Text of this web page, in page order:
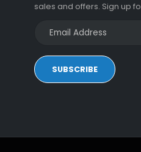
sales and offers. Sign up
SUBSCRIBE